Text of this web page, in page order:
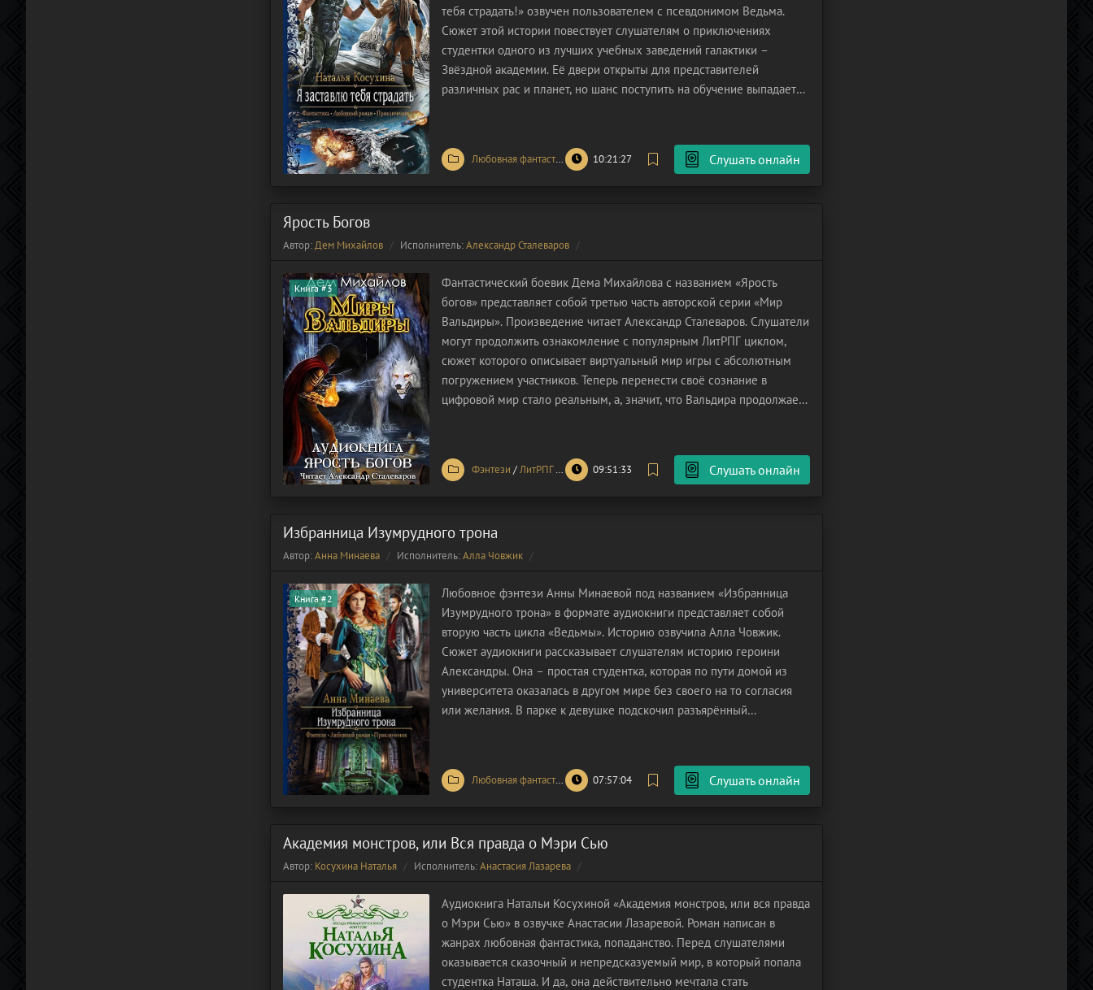
тебя страдать!» озвучен пользователем с псевдонимом Ведьма.
Сюжет этой истории повествует слушателям о приключениях
студентки одного из лучших учебных заведений галактики –
Звёздной академии. Её двери открыты для представителей
различных рас и планет, но шанс поступить на обучение выпадает
Любовная фантастика /Фэнтези
10:21:27 Слушать онлайн
Ярость Богов
Автор:Дем Михайлов Исполнитель:Александр Сталеваров
Книга #3
Фантастический боевик Дема Михайлова с названием «Ярость
богов» представляет собой третью часть авторской серии «Мир
Вальдиры». Произведение читает Александр Сталеваров. Слушатели
могут продолжить ознакомление с популярным ЛитРПГ циклом,
сюжет которого описывает виртуальный мир игры с абсолютным
погружением участников. Теперь перенести своё сознание в
цифровой мир стало реальным, а, значит, что Вальдира продолжает
Фэнтези /ЛитРПГ/ Фантастика
09:51:33 Слушать онлайн
Избранница Изумрудного трона
Автор:Анна Минаева Исполнитель:Алла Човжик
Книга #2
Любовное фэнтези Анны Минаевой под названием «Избранница
Изумрудного трона» в формате аудиокниги представляет собой
вторую часть цикла «Ведьмы». Историю озвучила Алла Човжик.
Сюжет аудиокниги рассказывает слушателям историю героини
Александры. Она – простая студентка, которая по пути домой из
университета оказалась в другом мире без своего на то согласия
или желания. В парке к девушке подскочил разъярённый
Любовная фантастика /Фэнтези
07:57:04 Слушать онлайн
Академия монстров, или Вся правда о Мэри Сью
Автор: Косухина Наталья Исполнитель:Анастасия Лазарева
Аудиокнига Натальи Косухиной «Академия монстров, или вся правда
о Мэри Сью» в озвучке Анастасии Лазаревой. Роман написан в
жанрах любовная фантастика, попаданство. Перед слушателями
оказывается сказочный и непредсказуемый мир, в который попала
студентка Наташа. И да, она действительно мечтала стать